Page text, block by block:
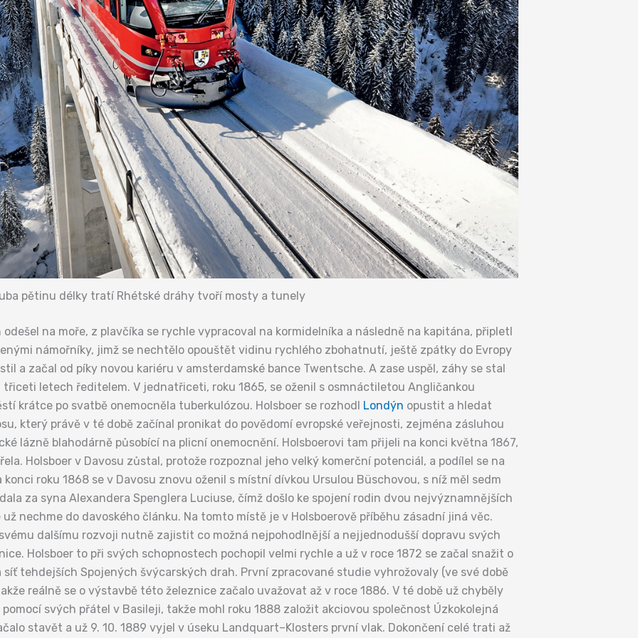
pětinu délky tratí Rhétské dráhy tvoří mosty a tunely
na moře, z plavčíka se rychle vypracoval na kormidelníka a následně na kapitána, připletl
námořníky, jimž se nechtělo opouštět vidinu rychlého zbohatnutí, ještě zpátky do Evropy
a začal od píky novou kariéru v amsterdamské bance Twentsche. A zase uspěl, záhy se stal
letech ředitelem. V jednatřiceti, roku 1865, se oženil s osmnáctiletou Angličankou
krátce po svatbě onemocněla tuberkulózou. Holsboer se rozhodl
Londýn opustit a hledat
který právě v té době začínal pronikat do povědomí evropské veřejnosti, zejména zásluhou
lázně blahodárně působící na plicní onemocnění. Holsboerovi tam přijeli na konci května 1867,
Holsboer v Davosu zůstal, protože rozpoznal jeho velký komerční potenciál, a podílel se na
roku 1868 se v Davosu znovu oženil s místní dívkou Ursulou Büschovou, s níž měl sedm
za syna Alexandera Spenglera Luciuse, čímž došlo ke spojení rodin dvou nejvýznamnějších
nechme do davoského článku. Na tomto místě je v Holsboerově příběhu zásadní jiná věc.
dalšímu rozvoji nutně zajistit co možná nejpohodlnější a nejjednodušší dopravu svých
Holsboer to při svých schopnostech pochopil velmi rychle a už v roce 1872 se začal snažit o
tehdejších Spojených švýcarských drah. První zpracované studie vyhrožovaly (ve své době
reálně se o výstavbě této železnice začalo uvažovat až v roce 1886. V té době už chyběly
svých přátel v Basileji, takže mohl roku 1888 založit akciovou společnost Úzkokolejná
stavět a už 9. 10. 1889 vyjel v úseku Landquart–Klosters první vlak. Dokončení celé trati až